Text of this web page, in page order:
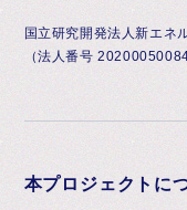
国立研究開発法人新エネ
（法人番号
本プロジェクトに